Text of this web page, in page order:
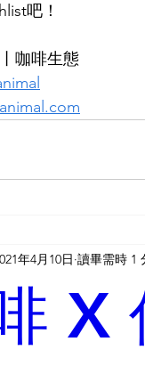
吧！
咖啡生態
X
年4月10日 讀畢需時 1